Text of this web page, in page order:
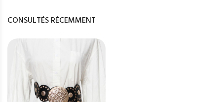
CONSULTÉS RÉCEMMENT